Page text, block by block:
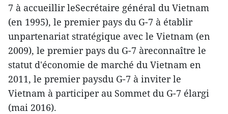
7 à accueillir leSecrétaire général du Vietnam
(en 1995), le premier pays du G-7 à établir
unpartenariat stratégique avec le Vietnam (en
2009), le premier pays du G-7 àreconnaître le
statut d'économie de marché du Vietnam en
2011, le premier paysdu G-7 à inviter le
Vietnam à participer au Sommet du G-7 élargi
(mai 2016).